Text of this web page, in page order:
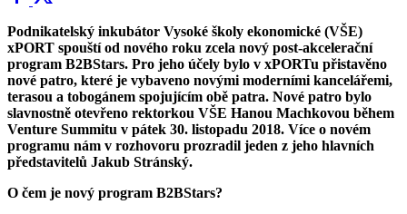
Podnikatelský inkubátor Vysoké školy ekonomické (VŠE)
xPORT spouští od nového roku zcela nový post-akcelerační
program B2BStars. Pro jeho účely bylo v xPORTu přistavěno
nové patro, které je vybaveno novými moderními kancelářemi,
terasou a tobogánem spojujícím obě patra. Nové patro bylo
slavnostně otevřeno rektorkou VŠE Hanou Machkovou během
Venture Summitu v pátek 30. listopadu 2018. Více o novém
programu nám v rozhovoru prozradil jeden z jeho hlavních
představitelů Jakub Stránský.
O čem je nový program B2BStars?